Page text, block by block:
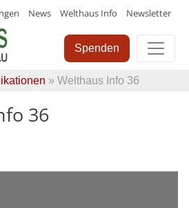
News Welthaus Info Newsletter
Spenden
» Welthaus Info 36
36